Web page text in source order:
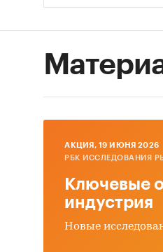
AКЦИЯ, 19 ИЮНЯ 2026
РБК ИССЛЕДОВАНИЯ
Ключевые
индустрия
Новые